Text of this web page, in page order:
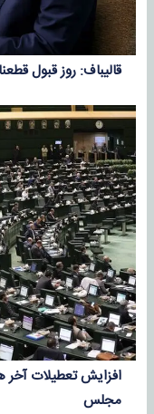
قالیباف: روز قبول قطعنامه ۵۹۸ همه گریه
افزایش تعطیلات
مجلس